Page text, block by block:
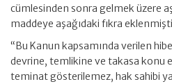
cümlesinden sonra gelmek üzere
maddeye aşağıdaki fıkra
“Bu Kanun kapsamında verilen
devrine, temlikine ve takasa konu
teminat gösterilemez, hak sahibi